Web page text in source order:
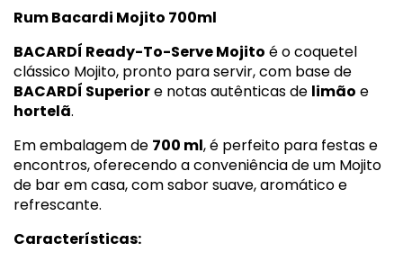
Rum Bacardi Mojito 700ml
BACARDÍ Ready-To-Serve Mojito é o coquetel
clássico Mojito, pronto para servir, com base de
BACARDÍ Superiore notas autênticas de limão e
hortelã.
Em embalagem de 700 ml, é perfeito para festas e
encontros, oferecendo a conveniência de um Mojito
de bar em casa, com sabor suave, aromático e
refrescante.
Características: